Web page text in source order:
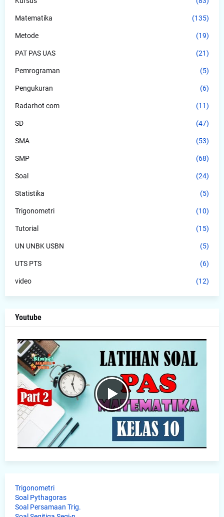
Matematika (135)
Metode (19)
PAT PAS UAS (21)
Pemrograman (5)
Pengukuran (6)
Radarhot com (11)
SD (47)
SMA (53)
SMP (68)
Soal (24)
Statistika (5)
Trigonometri (10)
Tutorial (15)
UN UNBK USBN (5)
UTS PTS (6)
video (12)
Youtube
Trigonometri
Soal Pythagoras
Soal Persamaan Trig.